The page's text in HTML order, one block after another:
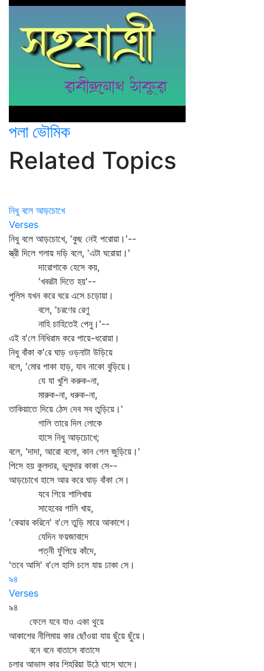
পলা ভৌমিক
Related Topics
নিধু বলে আড়চোখে
Verses
নিধু বলে আড়চোখে, 'কুছ নেই পরোয়া।'--
স্ত্রী দিলে গলায় দড়ি বলে, 'এটা ঘরোয়া।'
দারোগাকে হেসে কয়,
'খবরটা দিতে হয়'--
পুলিস যখন করে ঘরে এসে চড়োয়া।
বলে, 'চরণের রেণু
নাহি চাহিতেই পেনু।'--
এই ব'লে নিধিরাম করে পায়ে-ধরোয়া।
নিধু বাঁকা ক'রে ঘাড় ওড়নাটা উড়িয়ে
বলে, 'মোর পাকা হাড়, যাব নাকো বুড়িয়ে।
যে যা খুশি করুক-না,
মারুক-না, ধরুক-না,
তাকিয়াতে দিয়ে ঠেস দেব সব তুড়িয়ে।'
গালি তারে দিল লোকে
হাসে নিধু আড়চোখে;
বলে, 'দাদা, আরো বলো, কান গেল জুড়িয়ে।'
পিসে হয় কুলদার, ভুলুদার কাকা সে--
আড়চোখে হাসে আর করে ঘাড় বাঁকা সে।
যবে গিয়ে শালিখায়
সাহেবের গালি খায়,
'কেয়ার করিনে' ব'লে তুড়ি মারে আকাশে।
যেদিন ফয়জাবাদে
পত্নী ফুঁপিয়ে কাঁদে,
'তবে আসি' ব'লে হাসি চলে যায় ঢাকা সে।
৯৪
Verses
৯৪
ফেলে যবে যাও একা থুয়ে
আকাশের নীলিমায় কার ছোঁওয়া যায় ছুঁয়ে ছুঁয়ে।
বনে বনে বাতাসে বাতাসে
চলার আভাস কার শিহরিয়া উঠে ঘাসে ঘাসে।